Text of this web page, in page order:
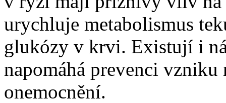
urychluje metabolismus
glukózy v krvi. Existují i
napomáhá prevenci
onemocnění.